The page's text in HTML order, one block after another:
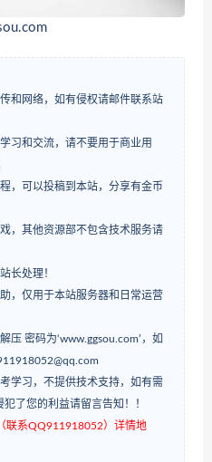
和网络，如有侵权请邮件联系站
习和交流，请不要用于商业用
，可以投稿到本站，分享有金币
，其他资源部不包含技术服务请
长处理！
，仅用于本站服务器和日常运营
压 密码为‘www.ggsou.com’，如
学习，不提供技术支持，如有需
了您的利益请留言告知！！
联系QQ911918052）详情地